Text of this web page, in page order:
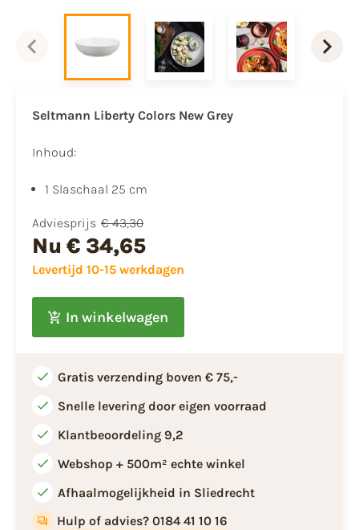
Seltmann Liberty Colors New Grey
Inhoud:
1 Slaschaal 25 cm
Adviesprijs € 43,30
Nu € 34,65
Levertijd 10-15 werkdagen
In winkelwagen
Gratis verzending boven € 75,-
Snelle levering door eigen voorraad
Klantbeoordeling 9,2
Webshop + 500m² echte winkel
Afhaalmogelijkheid in Sliedrecht
Hulp of advies? 0184 41 10 16